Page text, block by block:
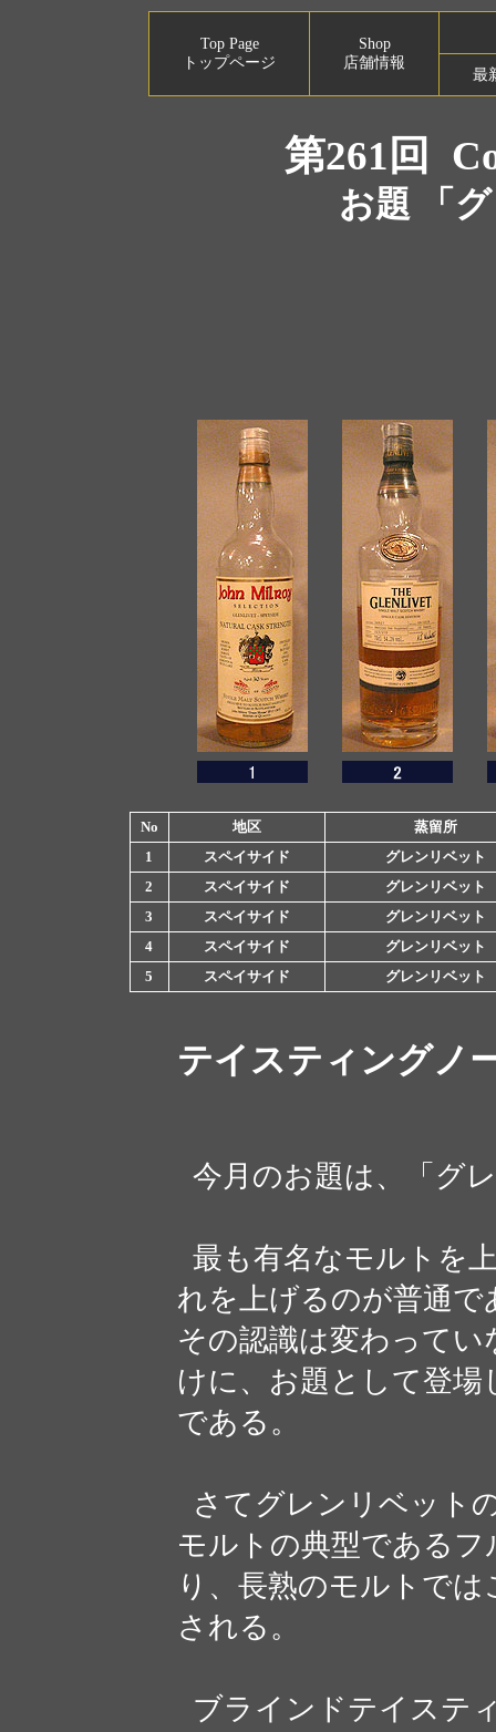
Top Page
トップページ
Shop
店舗情報
最
第261回
お題 「
No 地区
蒸留所
1
スペイサイド
グレンリベット
2
スペイサイド
グレンリベット
3
スペイサイド
グレンリベット
4
スペイサイド
グレンリベット
5
スペイサイド グレンリベット
テイスティングノ
今月のお題は、「グ
最も有名なモルトを
れを上げるのが普通
その認識は変わって
けに、お題として登
である。
さてグレンリベット
モルトの典型である
り、長熟のモルトで
される。
ブラインドテイステ